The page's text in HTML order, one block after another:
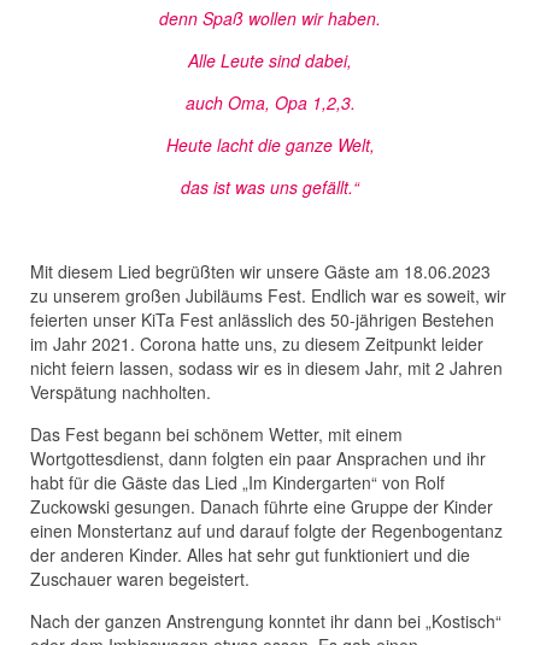
denn Spaß wollen wir haben.
Alle Leute sind dabei,
auch Oma, Opa 1,2,3.
Heute lacht die ganze Welt,
das ist was uns gefällt.“
Mit diesem Lied begrüßten wir unsere Gäste am 18.06.2023
zu unserem großen Jubiläums Fest. Endlich war es soweit, wir
feierten unser KiTa Fest anlässlich des 50-jährigen Bestehen
im Jahr 2021. Corona hatte uns, zu diesem Zeitpunkt leider
nicht feiern lassen, sodass wir es in diesem Jahr, mit 2 Jahren
Verspätung nachholten.
Das Fest begann bei schönem Wetter, mit einem
Wortgottesdienst, dann folgten ein paar Ansprachen und ihr
habt für die Gäste das Lied „Im Kindergarten“ von Rolf
Zuckowski gesungen. Danach führte eine Gruppe der Kinder
einen Monstertanz auf und darauf folgte der Regenbogentanz
der anderen Kinder. Alles hat sehr gut funktioniert und die
Zuschauer waren begeistert.
Nach der ganzen Anstrengung konntet ihr dann bei „Kostisch“